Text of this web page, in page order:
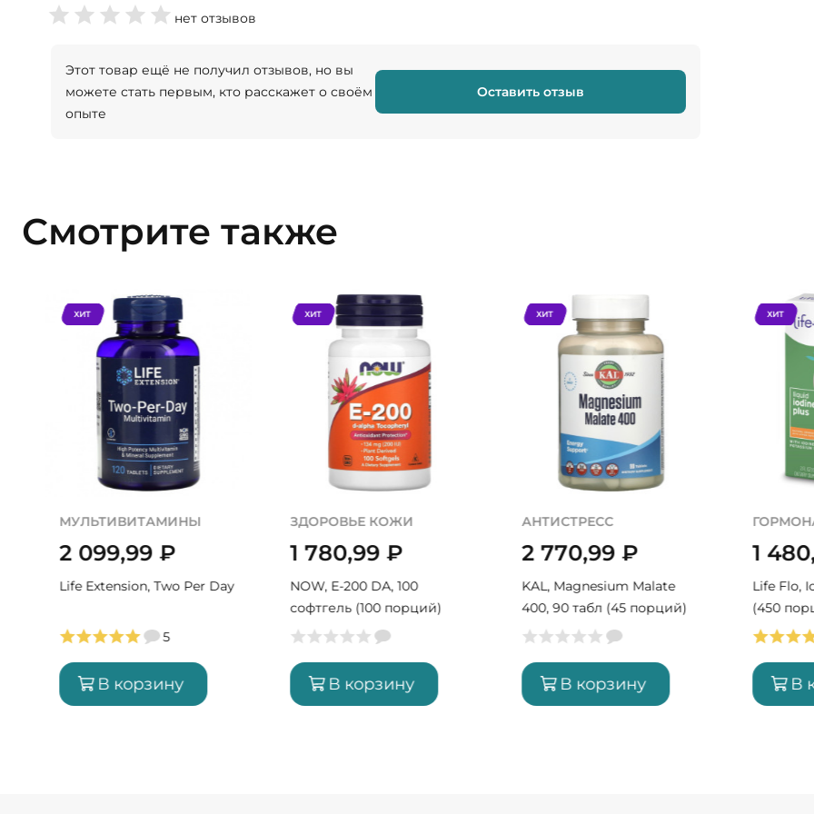
нет отзывов
Этот товар ещё не получил отзывов, но вы
можете стать первым, кто расскажет о своём
опыте
Оставить отзыв
Смотрите также
ХИТ
МУЛЬТИВИТАМИНЫ
2 099,99₽
Life Extension, Two Per Day
5
В корзину
ХИТ
ЗДОРОВЬЕ КОЖИ
1 780,99₽
NOW, E-200 DA, 100
софтгель (100 порций)
В корзину
ХИТ
АНТИСТРЕСС
2 770,99 ₽
KAL, Magnesium Malate
400, 90 табл (45 порций)
В корзину
ХИТ
1
Life Flo,
(450
В